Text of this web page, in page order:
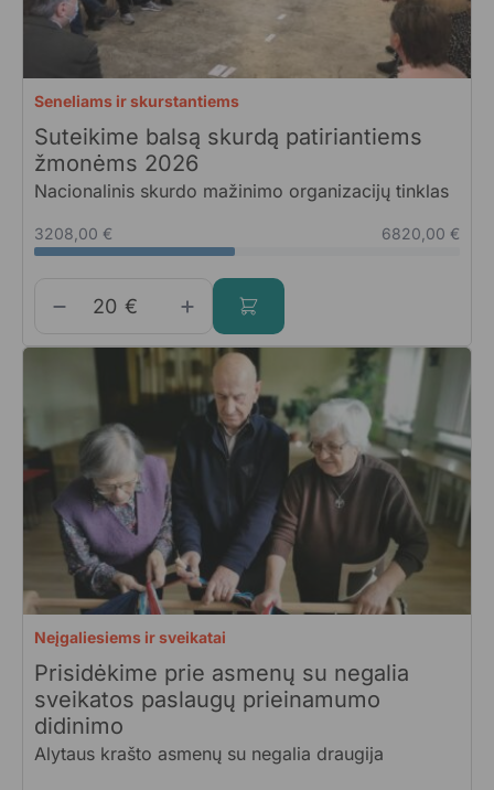
Seneliams ir skurstantiems
Suteikime balsą skurdą patiriantiems
žmonėms 2026
Nacionalinis skurdo mažinimo organizacijų tinklas
3208,00 € 6820,00 €
€
Neįgaliesiems ir sveikatai
Prisidėkime prie asmenų su negalia
sveikatos paslaugų prieinamumo
didinimo
Alytaus krašto asmenų su negalia draugija